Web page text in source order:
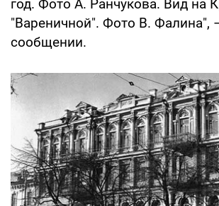
год. Фото А. Ранчукова. Вид на
"Вареничной". Фото В. Фалина",
сообщении.